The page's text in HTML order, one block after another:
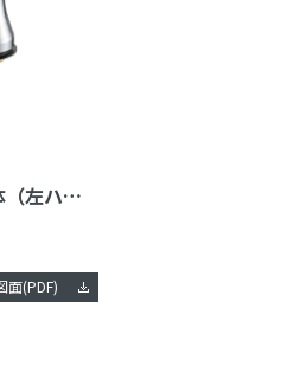
厨房用立形自在水栓本体（左ハンドル）［共用形］
面(PDF)